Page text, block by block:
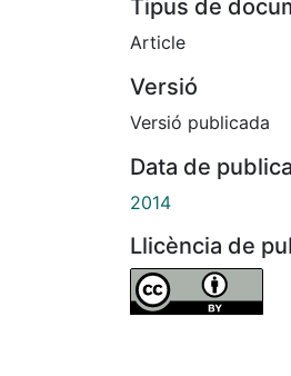
Tipus de
Article
Versió
Versió publicada
Data de
2014
Llicència de